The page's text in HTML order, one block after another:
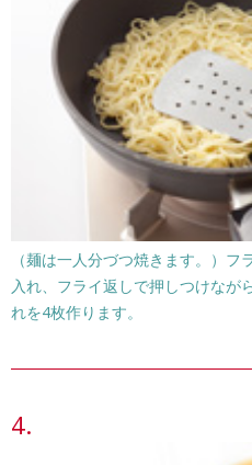
（麺は一人分づつ焼きます。）
入れ、フライ返しで押しつけなが
れを4枚作ります。